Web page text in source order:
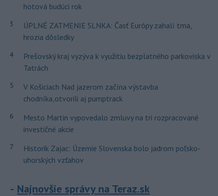
hotová budúci rok
3
ÚPLNÉ ZATMENIE SLNKA: Časť Európy zahalí tma,
hrozia dôsledky
4
Prešovský kraj vyzýva k využitiu bezplatného parkoviska v
Tatrách
5
V Košiciach Nad jazerom začína výstavba
chodníka,otvorili aj pumptrack
6
Mesto Martin vypovedalo zmluvy na tri rozpracované
investičné akcie
7
Historik Zajac: Územie Slovenska bolo jadrom poľsko-
uhorských vzťahov
Najnovšie správy na Teraz.sk